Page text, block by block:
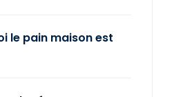
le pain maison est